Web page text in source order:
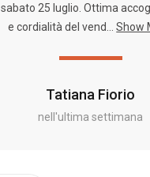
Tatiana Fiorio
nell'ultima settimana
sabato 25 luglio. Ottima
e cordialità del vend...
Show